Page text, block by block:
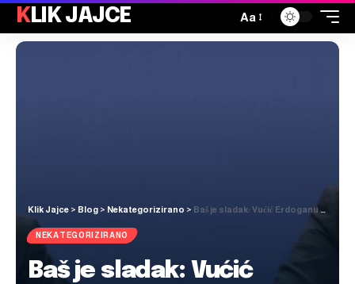
KLIK JAJCE Aa
Klik Jajce > Blog > Nekategorizirano > Baš je sladak: Vućić Erdoganu čestitao rođendan, nije poznato je li mu što kupio
NEKATEGORIZIRANO
Baš je sladak: Vućić